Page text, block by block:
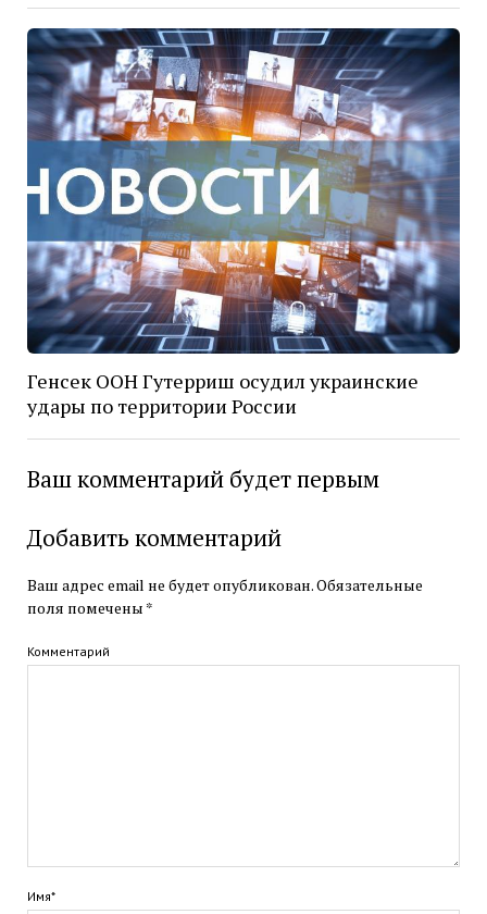
Генсек ООН Гутерриш осудил украинские
удары по территории России
Ваш комментарий будет первым
Добавить комментарий
Ваш адрес email не будет опубликован.Обязательные
поля помечены *
Комментарий
Имя*